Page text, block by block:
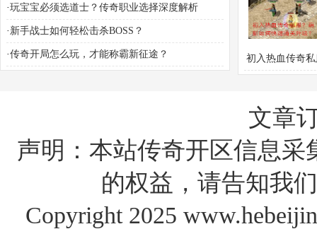
关？
·玩宝宝必须选道士？传奇职业选择深度解析
· 新手战士如何轻松击杀BOSS？
·传奇开局怎么玩，才能称霸新征途？ 初入热血传奇
文章
声明：本站传奇开区信息
的权益，请告知我
Copyright 2025